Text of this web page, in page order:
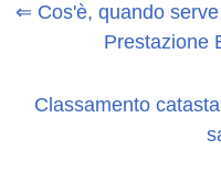
⇐ Cos'è, quando
Prestazione
Classamento